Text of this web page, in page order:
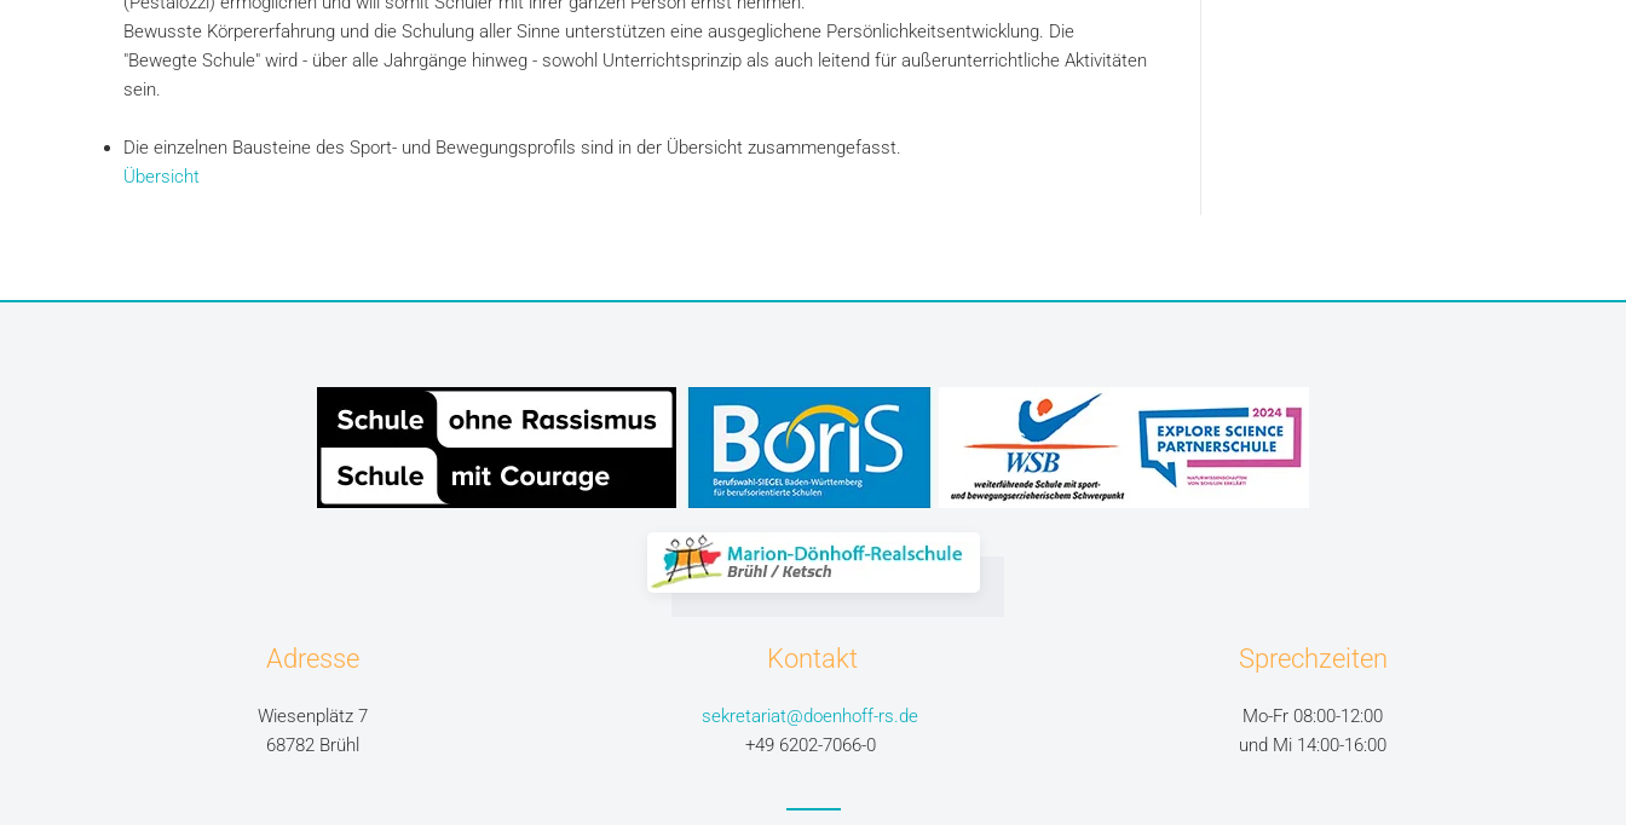
Bewusste Körpererfahrung und die Schulung aller Sinne unterstützen eine ausgeglichene Persönlichkeitsentwicklung. Die
"Bewegte Schule" wird - über alle Jahrgänge hinweg - sowohl Unterrichtsprinzip als auch leitend für außerunterrichtliche Aktivitäten
sein.
Die einzelnen Bausteine des Sport- und Bewegungsprofils sind in der Übersicht zusammengefasst.
Übersicht
Adresse
Wiesenplätz 7
68782 Brühl
Kontakt
sekretariat@doenhoff-rs.de
+49 6202-7066-0
Sprechzeiten
Mo-Fr 08:00-12:00
und Mi 14:00-16:00